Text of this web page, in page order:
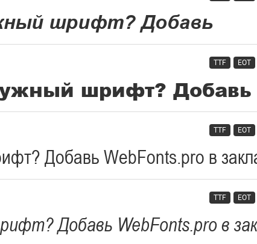
TTF EOT
TTF EOT
TTF EOT